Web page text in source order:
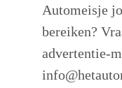
Automeisje
bereiken?
advertentie-